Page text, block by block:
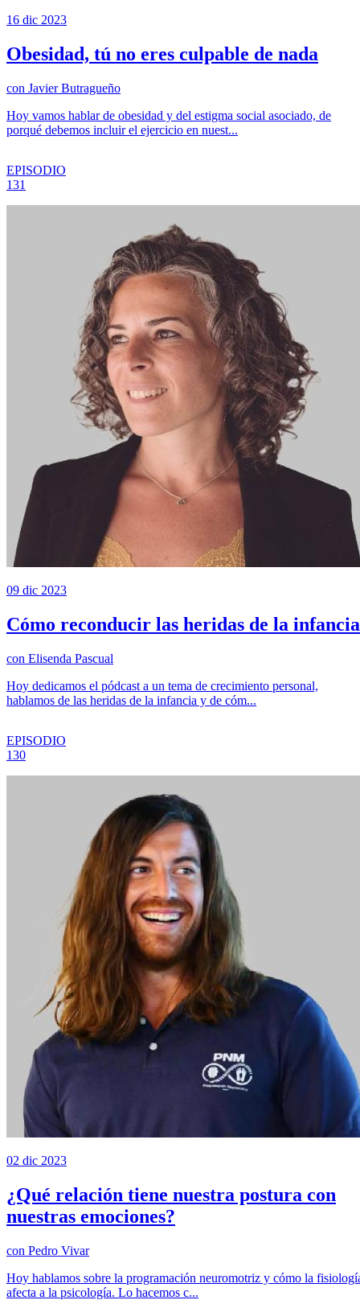
16 dic 2023
Obesidad, tú no eres culpable de nada
con Javier Butragueño
Hoy vamos hablar de obesidad y del estigma social asociado, de
porqué debemos incluir el ejercicio en nuest...
EPISODIO
131
09 dic 2023
Cómo reconducir las heridas de la infancia
con Elisenda Pascual
Hoy dedicamos el pódcast a un tema de crecimiento personal,
hablamos de las heridas de la infancia y de cóm...
EPISODIO
130
02 dic 2023
¿Qué relación tiene nuestra postura con
nuestras emociones?
con Pedro Vivar
Hoy hablamos sobre la programación neuromotriz y cómo la
afecta a la psicología. Lo hacemos c...